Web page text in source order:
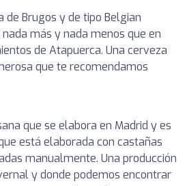
de Brugos y de tipo Belgian
más y nada menos que en
de Atapuerca. Una cerveza
que te recomendamos
que se elabora en Madrid y es
está elaborada con castañas
manualmente. Una producción
y donde podemos encontrar